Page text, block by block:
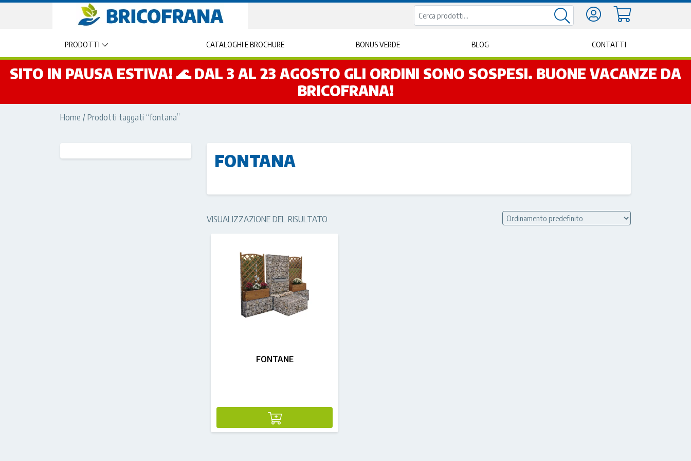
PRODOTTI CATALOGHI E BROCHURE BONUS VERDE BLOG CONTATTI
SITO IN PAUSA ESTIVA! 🌊 DAL 3 AL 23 AGOSTO GLI ORDINI SONO SOSPESI. BUONE VACANZE DA
BRICOFRANA!
Home / Prodotti taggati “fontana”
FONTANA
VISUALIZZAZIONE DEL RISULTATO
FONTANE